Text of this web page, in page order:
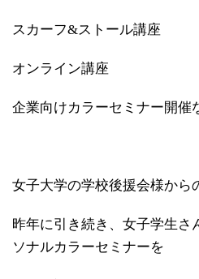
スカーフ&ストール講座
オンライン講座
企業向けカラーセミナー開催
女子大学の学校後援会様から
昨年に引き続き、女子学生さ
ソナルカラーセミナーを